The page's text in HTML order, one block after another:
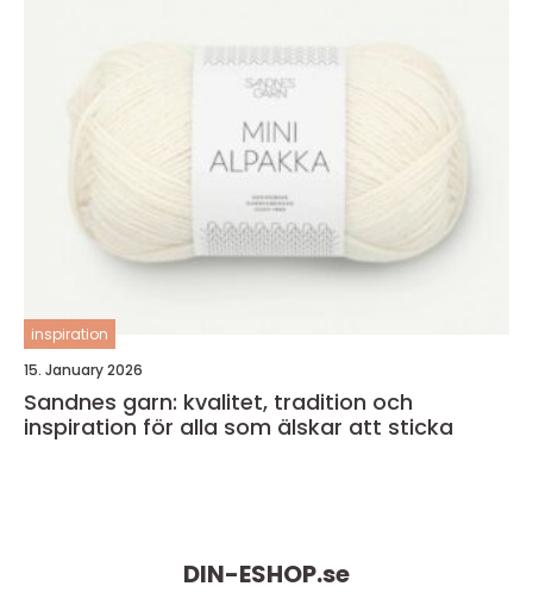
inspiration
15. January 2026
Sandnes garn: kvalitet, tradition och
inspiration för alla som älskar att sticka
DIN-ESHOP.se